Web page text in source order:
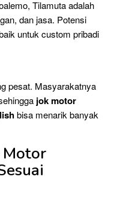
Tilamuta adalah
dan jasa. Potensi
untuk custom pribadi
pesat. Masyarakatnya
jok motor
bisa menarik banyak
Motor